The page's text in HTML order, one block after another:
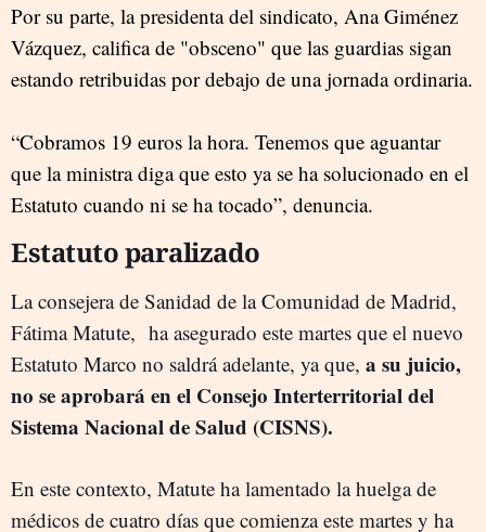
Por su parte, la presidenta del sindicato, Ana Giménez
Vázquez, califica de "obsceno" que las guardias sigan
estando retribuidas por debajo de una jornada ordinaria.
“Cobramos 19 euros la hora. Tenemos que aguantar
que la ministra diga que esto ya se ha solucionado en el
Estatuto cuando ni se ha tocado”, denuncia.
Estatuto paralizado
La consejera de Sanidad de la Comunidad de Madrid,
Fátima Matute, ha asegurado este martes que el nuevo
Estatuto Marco no saldrá adelante, ya que, a su juicio,
no se aprobará en el Consejo Interterritorial del
Sistema Nacional de Salud (CISNS).
En este contexto, Matute ha lamentado la huelga de
médicos de cuatro días que comienza este martes y ha